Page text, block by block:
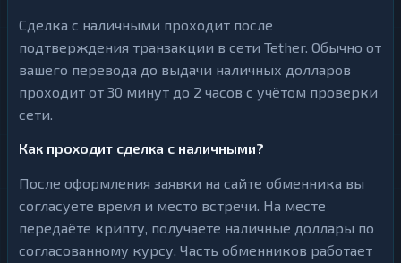
Сделка с наличными проходит после
подтверждения транзакции в сети Tether. Обычно от
вашего перевода до выдачи наличных долларов
проходит от 30 минут до 2 часов с учётом проверки
сети.
Как проходит сделка с наличными?
После оформления заявки на сайте обменника вы
согласуете время и место встречи. На месте
передаёте крипту, получаете наличные доллары по
согласованному курсу. Часть обменников работает